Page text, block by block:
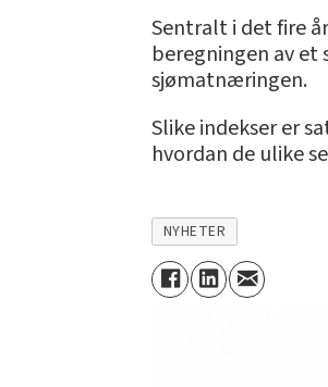
Sentralt i det fire
beregningen av
sjømatnæringen.
Slike indekser er
hvordan de ulike
NYHETER